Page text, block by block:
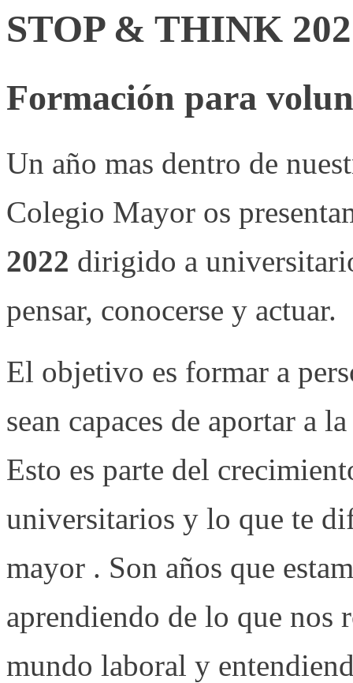
STOP & THINK
Formación para
Un año mas dentro de
Colegio Mayor os
2022 dirigido a
pensar, conocerse y actuar.
El objetivo es formar a
sean capaces de aportar a
Esto es parte del
universitarios y lo que te
mayor . Son años que
aprendiendo de lo que nos
mundo laboral y